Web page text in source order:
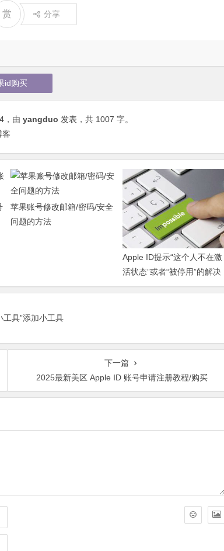
赏 分享
id购买
，由 yangduo 发表，共 1007 字。
客
苹果账号修改邮箱/密码/安全
问题的方法
Apple ID提示“这个人不在激
活状态”或者“被停用”的解决
方案
工具”添加小工具
下一篇
2025最新美区 Apple ID 账号申请注册教程/购买